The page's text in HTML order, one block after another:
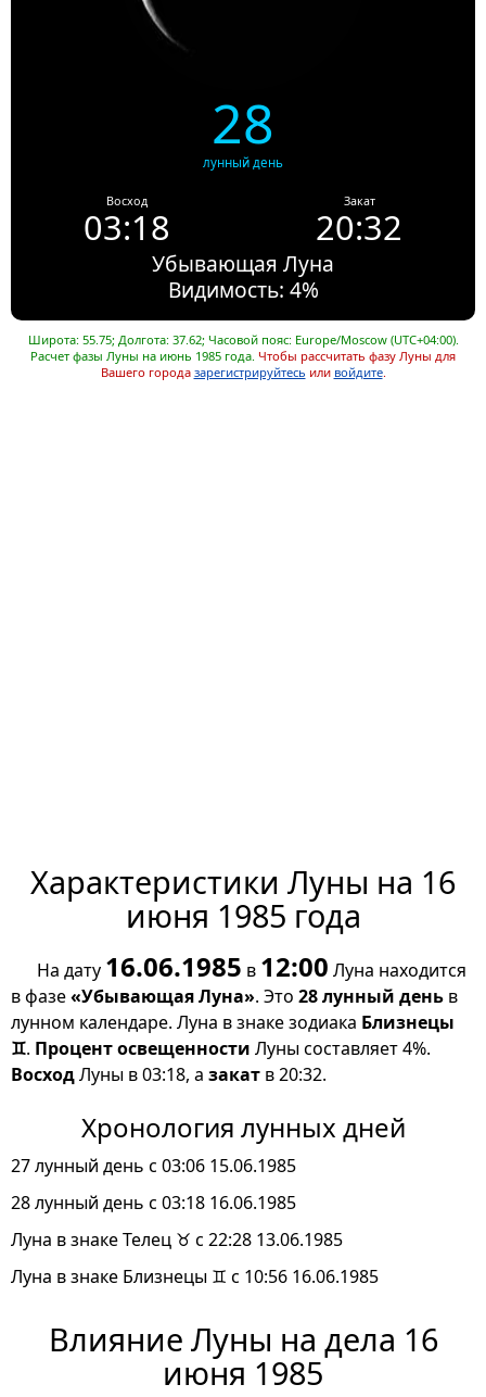
28
лунный день
Восход
03:18
Закат
20:32
Убывающая Луна
Видимость: 4%
Широта: 55.75; Долгота: 37.62; Часовой пояс: Europe/Moscow (UTC+04:00).
Расчет фазы Луны на июнь 1985 года. Чтобы рассчитать фазу Луны для
Вашего города зарегистрируйтесь или войдите.
Характеристики Луны на 16
июня 1985 года
На дату 16.06.1985 в 12:00 Луна находится
в фазе«Убывающая Луна». Это 28 лунный день в
лунном календаре. Луна в знаке зодиака Близнецы
♊. Процент освещенности Луны составляет 4%.
ВосходЛуны в 03:18, а закат в 20:32.
Хронология лунных дней
27 лунный день с 03:06 15.06.1985
28 лунный день с 03:18 16.06.1985
Луна в знаке Телец ♉ с 22:28 13.06.1985
Луна в знаке Близнецы ♊ с 10:56 16.06.1985
Влияние Луны на дела 16
июня 1985